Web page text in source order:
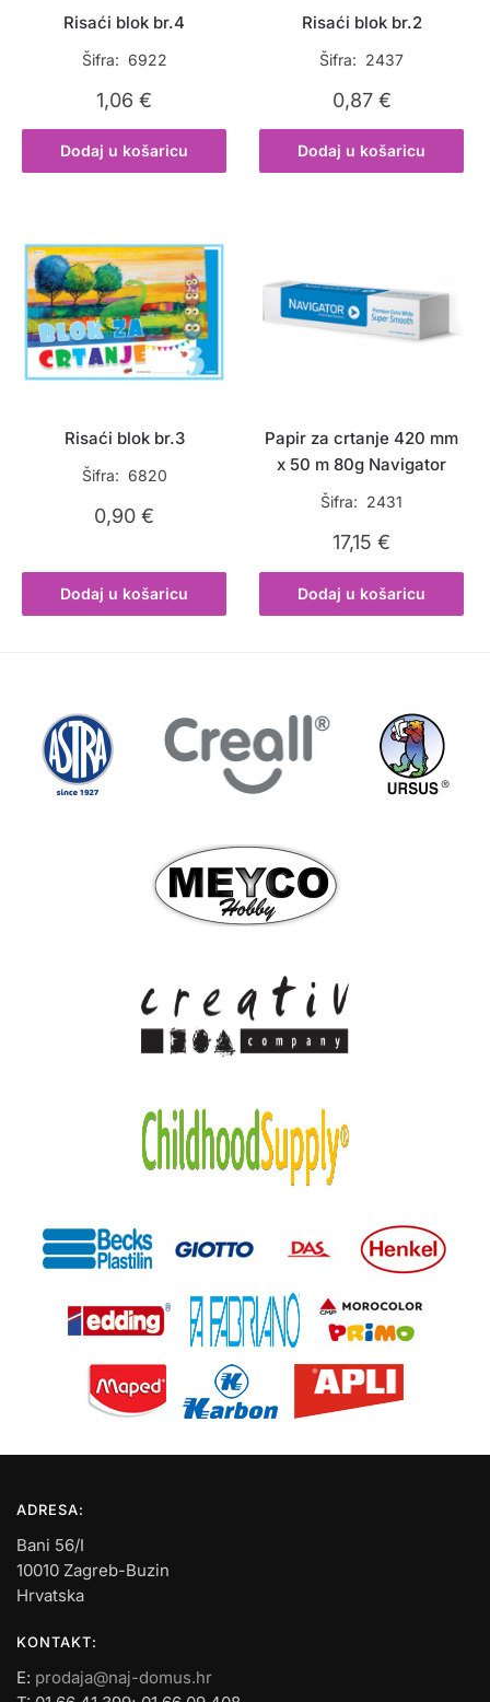
Risaći blok br.4
Šifra: 6922
1,06€
Dodaj u košaricu
Risaći blok br.2
Šifra: 2437
0,87 €
Dodaj u košaricu
Risaći blok br.3
Šifra: 6820
0,90€
Dodaj u košaricu
Papir za crtanje 420 mm
x 50 m 80g Navigator
Šifra: 2431
17,15€
Dodaj u košaricu
ADRESA:
Bani 56/I
10010 Zagreb-Buzin
Hrvatska
KONTAKT:
E: prodaja@naj-domus.hr